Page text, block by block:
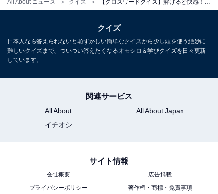
All About ニュース クイズ
クイズ
日本人なら答えられないと恥ずかしい簡単なクイズから少し頭を使う絶妙に
難しいクイズまで、ついつい答えたくなるオモシロ＆学びクイズを日々更新
しています。
関連サービス
All About
All About Japan
イチオシ
サイト情報
会社概要
広告掲載
プライバシーポリシー
著作権・商標・免責事項